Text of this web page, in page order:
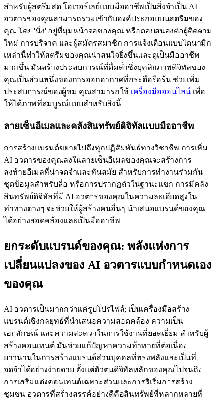
สำหรับผู้สตรีมสด โอเวอร์เลย์แบบมืออาชีพเป็นสิ่งจำเป็น AI
อวตารของคุณสามารถรวมเข้ากับองค์ประกอบบนสตรีมของ
คุณ โดย 'นั่ง' อยู่ที่มุมหน้าจอของคุณ หรือตอบสนองต่อผู้ติดตาม
ใหม่ การบริจาค และผู้สมัครสมาชิก การแจ้งเตือนแบบไดนามิก
เหล่านี้ทำให้สตรีมของคุณน่าสนใจยิ่งขึ้นและดูเป็นมืออาชีพ
มากขึ้น มันสร้างประสบการณ์ที่ดื่มด่ำซึ่งบุคลิกภาพดิจิทัลของ
คุณเป็นส่วนหนึ่งของการออกอากาศที่กระตือรือร้น ช่วยเพิ่ม
ประสบการณ์ของผู้ชม คุณสามารถใช้ เครื่องมือออนไลน์ เพื่อ
ให้ได้ภาพที่สมบูรณ์แบบสำหรับสิ่งนี้
ลายเซ็นอีเมลและคลังสินทรัพย์ดิจิทัลแบบมืออาชีพ
การสร้างแบรนด์ขยายไปถึงทุกปฏิสัมพันธ์ทางวิชาชีพ การเพิ่ม
AI อวตารของคุณลงในลายเซ็นอีเมลของคุณจะสร้างการ
ลงท้ายอีเมลที่น่าจดจำและทันสมัย สำหรับการทำงานร่วมกัน
ชุดข้อมูลสำหรับสื่อ หรือการปรากฏตัวในฐานะแขก การมีคลัง
สินทรัพย์ดิจิทัลที่มี AI อวตารของคุณในความละเอียดสูงใน
ท่าทางต่างๆ จะช่วยให้ผู้สร้างคนอื่นๆ นำเสนอแบรนด์ของคุณ
ได้อย่างสอดคล้องและเป็นมืออาชีพ
ยกระดับแบรนด์ของคุณ: พลังแห่งการ
เปลี่ยนแปลงของ AI อวตารแบบกำหนดเอง
ของคุณ
AI อวตารเป็นมากกว่าแค่รูปโปรไฟล์; เป็นเครื่องมือสร้าง
แบรนด์เชิงกลยุทธ์ที่นำเสนอความสอดคล้อง ความเป็น
เอกลักษณ์ และความสะดวกในการใช้งานที่ยอดเยี่ยม สำหรับผู้
สร้างคอนเทนต์ มันช่วยแก้ปัญหาความท้าทายที่ต่อเนื่อง
ยาวนานในการสร้างแบรนด์ส่วนบุคคลที่ทรงพลังและเป็นที่
จดจำได้อย่างง่ายดาย ตั้งแต่ตัวตนดิจิทัลหลักของคุณไปจนถึง
การเสริมแต่งคอนเทนต์เฉพาะส่วนและการริเริ่มการสร้าง
ชุมชน อวตารที่สร้างสรรค์อย่างดีคือสินทรัพย์ที่หลากหลายที่